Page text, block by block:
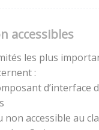
accessibles
les plus
:
d’interface
non accessible au